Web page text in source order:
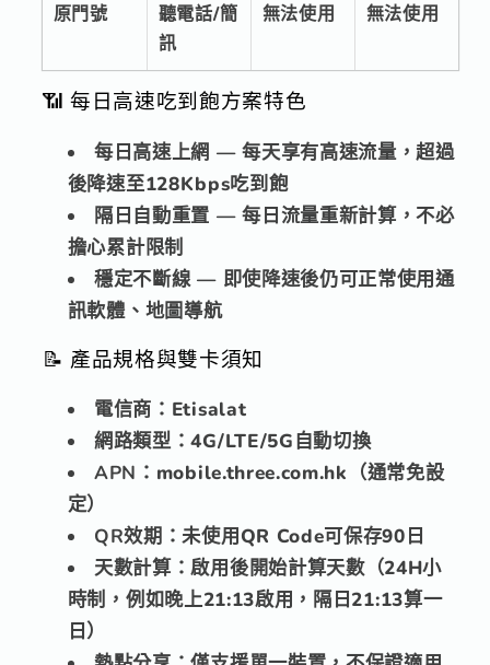
原門號
聽電話/簡
訊
無法使用 無法使用
📶 每日高速吃到飽方案特色
每日高速上網 — 每天享有高速流量，超過
後降速至128Kbps吃到飽
隔日自動重置 — 每日流量重新計算，不必
擔心累計限制
穩定不斷線— 即使降速後仍可正常使用通
訊軟體、地圖導航
📝 產品規格與雙卡須知
電信商： Etisalat
網路類型：4G/LTE/5G自動切換
APN： mobile.three.com.hk（通常免設
定）
QR效期：未使用QR Code可保存90日
天數計算：啟用後開始計算天數（24H小
時制，例如晚上21:13啟用，隔日21:13算一
日）